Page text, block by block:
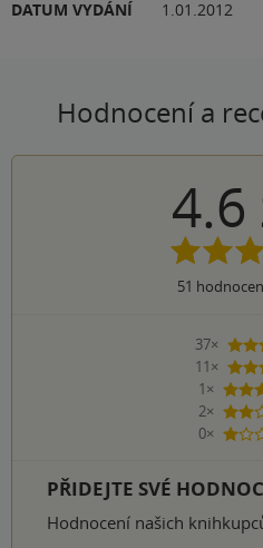
DATUM VYDÁNÍ
1.01.2012
Hodnocení a
4.6
51
37×
11×
1×
3
2×
2
0×
1
PŘIDEJTE SVÉ
Hodnocení našich